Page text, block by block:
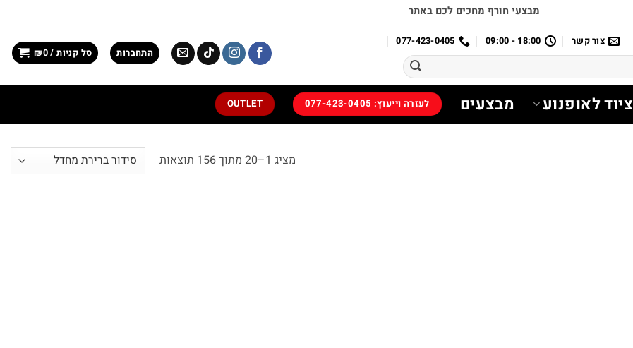
מבצעי חורף מחכים לכם באתר
צור קשר 18:00 - 09:00
077-423-0405
התחברות סל קניות / ₪0
ציוד לאופנוע מבצעים לעזרה וייעוץ: 077-423-0405 OUTLET
מציג 1–20 מתוך 156 תוצאות